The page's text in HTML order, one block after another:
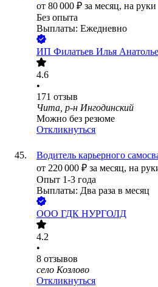
от 80 000 ₽ за месяц, на руки
Без опыта
Выплаты: Ежедневно
ИП Филатьев Илья
4.6
•
171 отзыв
Чита, р-н Ингодинский
Можно без резюме
Откликнуться
Водитель карьерного
от 220 000 ₽ за месяц, на
Опыт 1-3 года
Выплаты: Два раза в месяц
ООО ГДК НУРГОЛД
4.2
•
8 отзывов
село Козлово
Откликнуться